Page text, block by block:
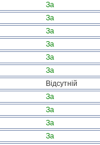
За
За
За
За
За
За
Відсутній
За
За
За
За